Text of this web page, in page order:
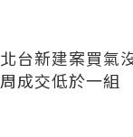
北台新建案買氣
周成交低於一組